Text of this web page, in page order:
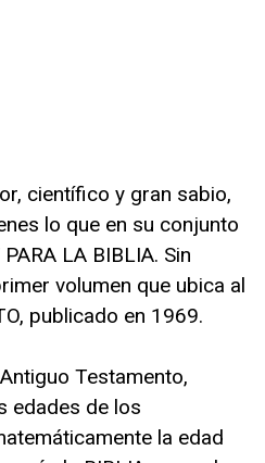
científico y gran sabio,
lo que en su conjunto
LA BIBLIA. Sin
volumen que ubica al
publicado en 1969.
Testamento,
edades de los
la edad